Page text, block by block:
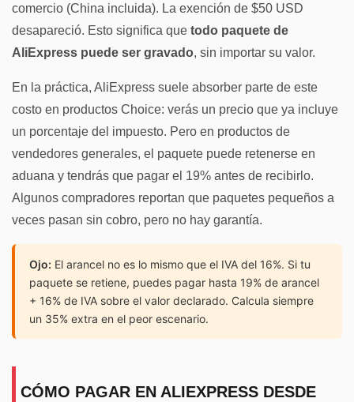
comercio (China incluida). La exención de $50 USD
desapareció. Esto significa que todo paquete de
AliExpress puede ser gravado, sin importar su valor.
En la práctica, AliExpress suele absorber parte de este
costo en productos Choice: verás un precio que ya incluye
un porcentaje del impuesto. Pero en productos de
vendedores generales, el paquete puede retenerse en
aduana y tendrás que pagar el 19% antes de recibirlo.
Algunos compradores reportan que paquetes pequeños a
veces pasan sin cobro, pero no hay garantía.
Ojo: El arancel no es lo mismo que el IVA del 16%. Si tu
paquete se retiene, puedes pagar hasta 19% de arancel
+ 16% de IVA sobre el valor declarado. Calcula siempre
un 35% extra en el peor escenario.
CÓMO PAGAR EN ALIEXPRESS DESDE